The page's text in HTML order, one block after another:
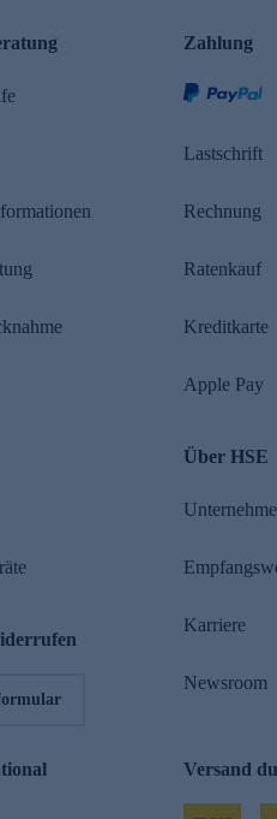
Zahlung
Lastschrift
Rechnung
Ratenkauf
Kreditkarte
Apple Pay
Über HSE
Karriere
Newsroom
Versand